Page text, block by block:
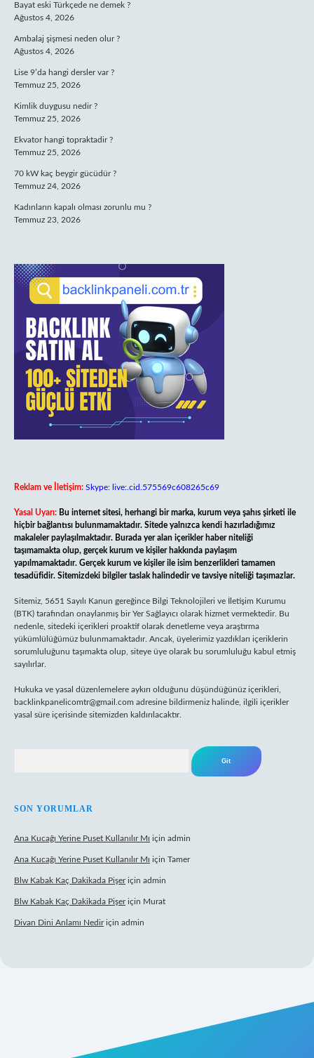
Bayat eski Türkçede ne demek ?
Ağustos 4, 2026
Ambalaj şişmesi neden olur ?
Ağustos 4, 2026
Lise 9’da hangi dersler var ?
Temmuz 25, 2026
Kimlik duygusu nedir ?
Temmuz 25, 2026
Ekvator hangi topraktadir ?
Temmuz 25, 2026
70 kW kaç beygir gücüdür ?
Temmuz 24, 2026
Kadınların kapalı olması zorunlu mu ?
Temmuz 23, 2026
Reklam ve İletişim: Skype: live:.cid.575569c608265c69
Yasal Uyarı: Bu internet sitesi, herhangi bir marka, kurum veya şahıs şirketi ile
hiçbir bağlantısı bulunmamaktadır. Sitede yalnızca kendi hazırladığımız
makaleler paylaşılmaktadır. Burada yer alan içerikler haber niteliği
taşımamakta olup, gerçek kurum ve kişiler hakkında paylaşım
yapılmamaktadır. Gerçek kurum ve kişiler ile isim benzerlikleri tamamen
tesadüfidir. Sitemizdeki bilgiler taslak halindedir ve tavsiye niteliği taşımazlar.
Sitemiz, 5651 Sayılı Kanun gereğince Bilgi Teknolojileri ve İletişim Kurumu
(BTK) tarafından onaylanmış bir Yer Sağlayıcı olarak hizmet vermektedir. Bu
nedenle, sitedeki içerikleri proaktif olarak denetleme veya araştırma
yükümlülüğümüz bulunmamaktadır. Ancak, üyelerimiz yazdıkları içeriklerin
sorumluluğunu taşımakta olup, siteye üye olarak bu sorumluluğu kabul etmiş
sayılırlar.
Hukuka ve yasal düzenlemelere aykırı olduğunu düşündüğünüz içerikleri,
backlinkpanelicomtr@gmail.com adresine bildirmeniz halinde, ilgili içerikler
yasal süre içerisinde sitemizden kaldırılacaktır.
SON YORUMLAR
Ana Kucağı Yerine Puset Kullanılır Mı için admin
Ana Kucağı Yerine Puset Kullanılır Mı için Tamer
Blw Kabak Kaç Dakikada Pişeriçin admin
Blw Kabak Kaç Dakikada Pişeriçin Murat
Divan Dini Anlamı Nediriçin admin